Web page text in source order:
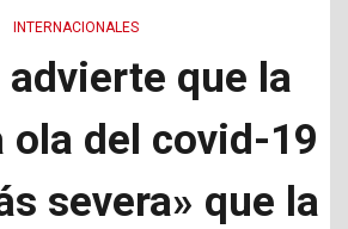
INTERNACIONALES
que la
ola del covid-19
severa» que la